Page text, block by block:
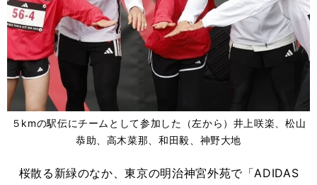
５kmの駅伝にチームとして参加した（左から）井上咲楽、松山
恭助、高木菜那、和田毅、神野大地
桜散る新緑のなか、東京の明治神宮外苑で「ADIDAS